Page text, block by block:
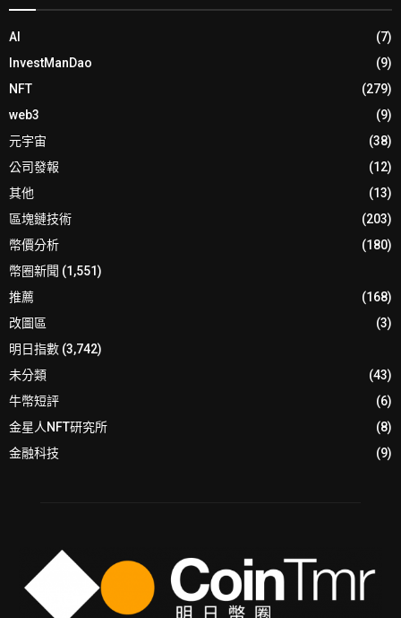
AI
(7)
InvestManDao
(9)
NFT
(279)
web3
(9)
元宇宙
(38)
公司發報
(12)
其他
(13)
區塊鏈技術
(203)
幣價分析
(180)
幣圈新聞 (1,551)
推薦
(168)
改圖區
(3)
明日指數 (3,742)
未分類
(43)
牛幣短評
(6)
金星人NFT研究所
(8)
金融科技
(9)